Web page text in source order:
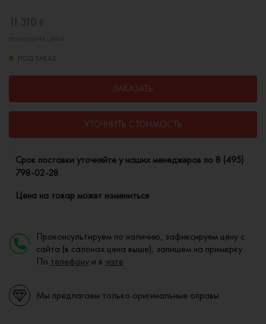
ПОД ЗАКАЗ
ЗАКАЗАТЬ
УТОЧНИТЬ СТОИМОСТЬ
Cрок поставки уточняйте у наших менеджеров по 8 (495)
798-02-28
Цена на товар может измениться
Проконсультируем по наличию, зафиксируем цену с
сайта (в салонах цена выше), запишем на примерку.
По телефону и в чате
Мы предлагаем только оригинальные оправы